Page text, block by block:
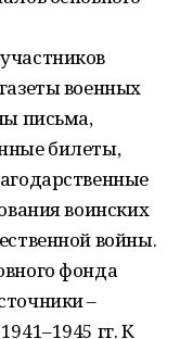
военных
письма,
билеты,
воинских
войны.
фонда
–
гг. К